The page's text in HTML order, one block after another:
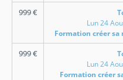
999€
Lun 24
Formation créer
999€
Lun 24
Formation créer